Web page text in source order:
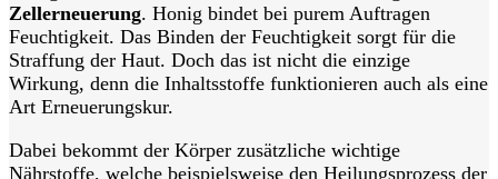
Zellerneuerung. Honig bindet bei purem Auftragen
Feuchtigkeit. Das Binden der Feuchtigkeit sorgt für die
Straffung der Haut. Doch das ist nicht die einzige
Wirkung, denn die Inhaltsstoffe funktionieren auch als eine
Art Erneuerungskur.
Dabei bekommt der Körper zusätzliche wichtige
Nährstoffe, welche beispielsweise den Heilungsprozess der